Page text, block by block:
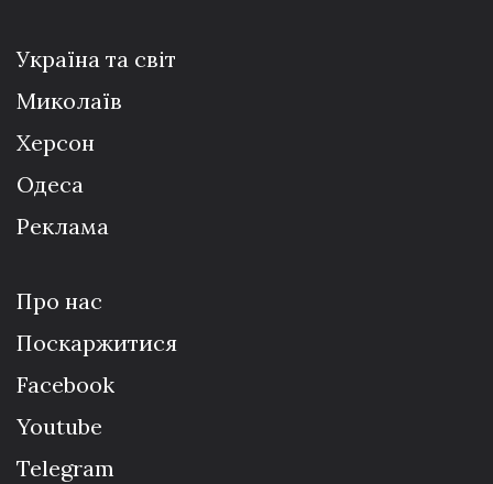
Україна та світ
Миколаїв
Херсон
Одеса
Реклама
Про нас
Поскаржитися
Facebook
Youtube
Telegram